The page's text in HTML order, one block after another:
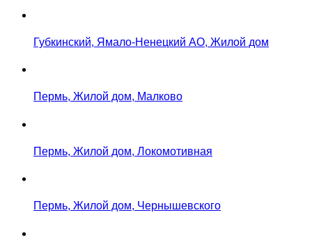
Губкинский, Ямало-Ненецкий АО, Жилой дом
Пермь, Жилой дом, Малково
Пермь, Жилой дом, Локомотивная
Пермь, Жилой дом, Чернышевского